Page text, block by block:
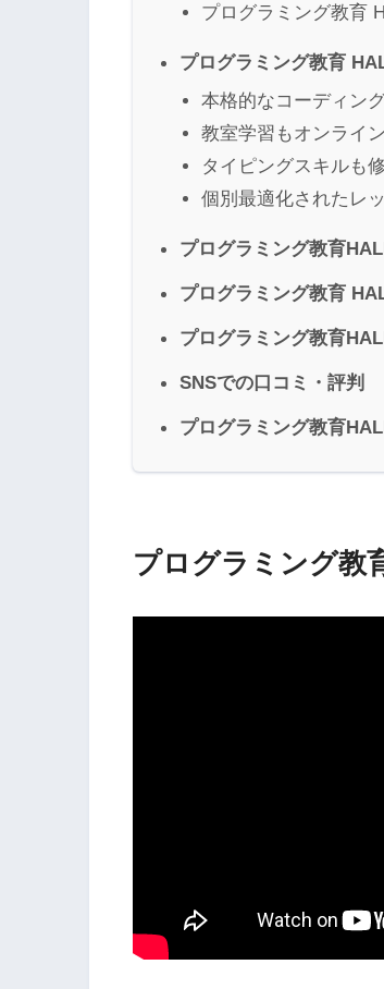
プログラミング教育
プログラミング教育
本格的なコーディン
教室学習もオンライ
タイピングスキルも
個別最適化されたレ
プログラミング教育
プログラミング教育
プログラミング教育
SNSでの口コミ・評判
プログラミング教育
プログラミング教